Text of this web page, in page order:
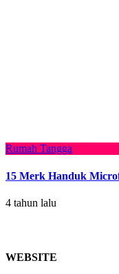
Rumah Tangga
15 Merk Handuk
4 tahun lalu
WEBSITE